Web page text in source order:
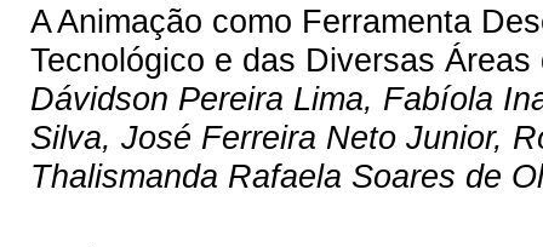
A Animação como Ferramenta
Tecnológico e das Diversas Áreas
Dávidson Pereira Lima, Fabíola
Silva, José Ferreira Neto Junior,
Thalismanda Rafaela Soares de